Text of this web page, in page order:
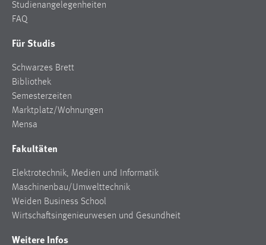
Studienangelegenheiten
FAQ
Für Studis
Schwarzes Brett
Bibliothek
Semesterzeiten
Marktplatz/Wohnungen
Mensa
Fakultäten
Elektrotechnik, Medien und Informatik
Maschinenbau/Umwelttechnik
Weiden Business School
Wirtschaftsingenieurwesen und Gesundheit
Weitere Infos